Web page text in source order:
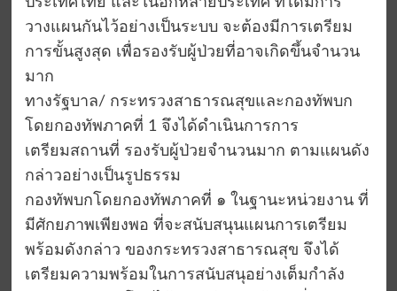
วางแผนกันไว้อย่างเป็นระบบ จะต้องมีการเตรียม
การขั้นสูงสุด เพื่อรองรับผู้ป่วยที่อาจเกิดขึ้นจำนวน
มาก
ทางรัฐบาล/ กระทรวงสาธารณสุขและกองทัพบก
โดยกองทัพภาคที่ 1 จึงได้ดำเนินการการ
เตรียมสถานที่ รองรับผู้ป่วยจำนวนมาก ตามแผนดัง
กล่าวอย่างเป็นรูปธรรม
กองทัพบกโดยกองทัพภาคที่ ๑ ในฐานะหน่วยงาน ที่
มีศักยภาพเพียงพอ ที่จะสนับสนุนแผนการเตรียม
พร้อมดังกล่าว ของกระทรวงสาธารณสุข จึงได้
เตรียมความพร้อมในการสนับสนุอย่างเต็มกำลัง